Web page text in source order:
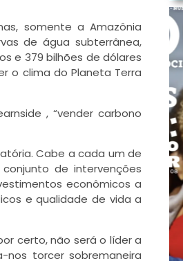
somente a Amazônia
de água subterrânea,
e 379 bilhões de dólares
o clima do Planeta Terra
, “vender carbono
Cabe a cada um de
de intervenções
econômicos a
e qualidade de vida a
certo, não será o líder a
torcer sobremaneira